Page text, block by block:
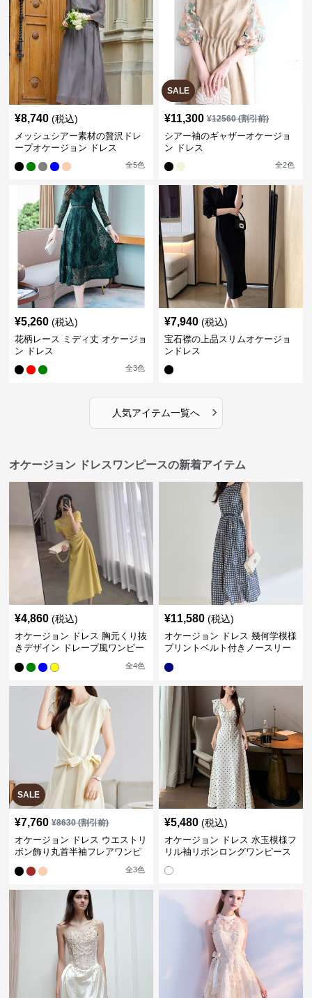
¥8,740 (税込)
メッシュシアー素材の贅沢ドレ
ープオケージョン ドレス
全5色
SALE
¥11,300 ¥12560(割引前)
シアー袖のギャザーオケージョ
ン ドレス
全2色
¥5,260 (税込)
花柄レース ミディ丈 オケージョ
ン ドレス
全3色
¥7,940 (税込)
宝石襟の上品スリムオケージョ
ンドレス
人気アイテム一覧へ ›
オケージョン ドレスワンピースの新着アイテム
¥4,860 (税込)
オケージョン ドレス 胸元くり抜
きデザイン ドレープ風ワンピー
全4色
¥11,580 (税込)
オケージョン ドレス 幾何学模様
プリントベルト付きノースリー
SALE
¥7,760 ¥8630(割引前)
オケージョン ドレス ウエストリ
ボン飾り丸首半袖フレアワンピ
全3色
¥5,480 (税込)
オケージョン ドレス 水玉模様フ
リル袖リボンロングワンピース